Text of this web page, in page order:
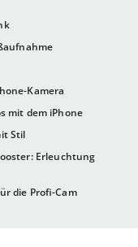
Kamera
mit dem iPhone
Stil
Erleuchtung
die Profi-Cam